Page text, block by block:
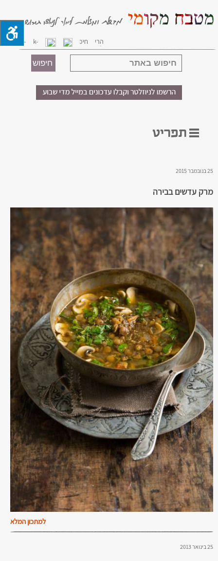
25 בנובמבר 2015
מרק עדשים בבירה
למתכון המלא
25 בינואר 2013